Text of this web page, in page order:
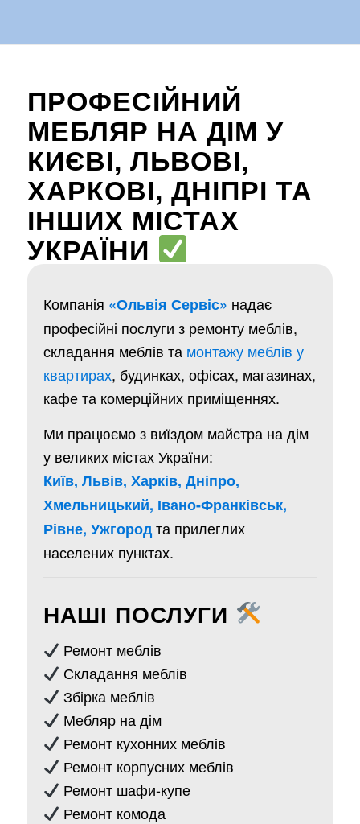
ПРОФЕСІЙНИЙ
МЕБЛЯР НА ДІМ У
КИЄВІ, ЛЬВОВІ,
ХАРКОВІ, ДНІПРІ ТА
ІНШИХ МІСТАХ
УКРАЇНИ
Компанія «Ольвія Сервіс» надає
професійні послуги з ремонту меблів,
складання меблів та монтажу меблів у
квартирах, будинках, офісах, магазинах,
кафе та комерційних приміщеннях.
Ми працюємо з виїздом майстра на дім
у великих містах України:
Київ, Львів, Харків, Дніпро,
Хмельницький, Івано-Франківськ,
Рівне, Ужгородта прилеглих
населених пунктах.
НАШІ ПОСЛУГИ
Ремонт меблів
Складання меблів
Збірка меблів
Мебляр на дім
Ремонт кухонних меблів
Ремонт корпусних меблів
Ремонт шафи-купе
Ремонт комода